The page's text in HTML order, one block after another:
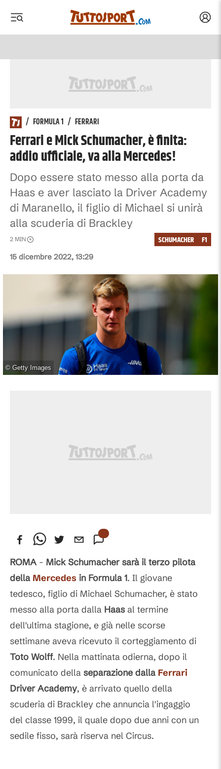
/ FORMULA 1 / FERRARI
Ferrari e Mick Schumacher, è finita:
addio ufficiale, va alla Mercedes!
Dopo essere stato messo alla porta da
Haas e aver lasciato la Driver Academy
di Maranello, il figlio di Michael si unirà
alla scuderia di Brackley
15 dicembre 2022, 13:29
2 MIN F1
SCHUMACHER
© Getty Images
ROMA- Mick Schumacher sarà il terzo pilota
della Mercedes in Formula 1. Il giovane
tedesco, figlio di Michael Schumacher, è stato
messo alla porta dalla Haas al termine
dell'ultima stagione, e già nelle scorse
settimane aveva ricevuto il corteggiamento di
Toto Wolff. Nella mattinata odierna, dopo il
comunicato della separazione dalla Ferrari
Driver Academy, è arrivato quello della
scuderia di Brackley che annuncia l'ingaggio
del classe 1999, il quale dopo due anni con un
sedile fisso, sarà riserva nel Circus.